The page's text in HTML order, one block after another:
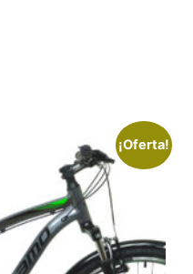
¡Oferta!